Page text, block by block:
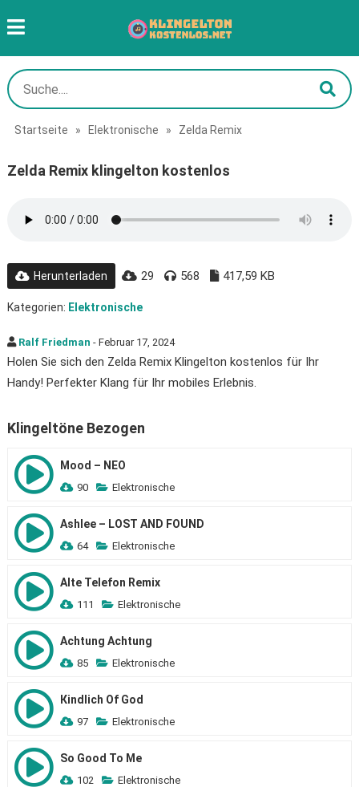
Startseite » Elektronische » Zelda Remix
Zelda Remix klingelton kostenlos
Herunterladen 29 568 417,59 KB
Kategorien: Elektronische
Ralf Friedman - Februar 17, 2024
Holen Sie sich den Zelda Remix Klingelton kostenlos für Ihr
Handy! Perfekter Klang für Ihr mobiles Erlebnis.
Klingeltöne Bezogen
Mood – NEO
90 Elektronische
Ashlee – LOST AND FOUND
64 Elektronische
Alte Telefon Remix
111 Elektronische
Achtung Achtung
85 Elektronische
Кindlich Of God
97 Elektronische
So Good To Me
102 Elektronische